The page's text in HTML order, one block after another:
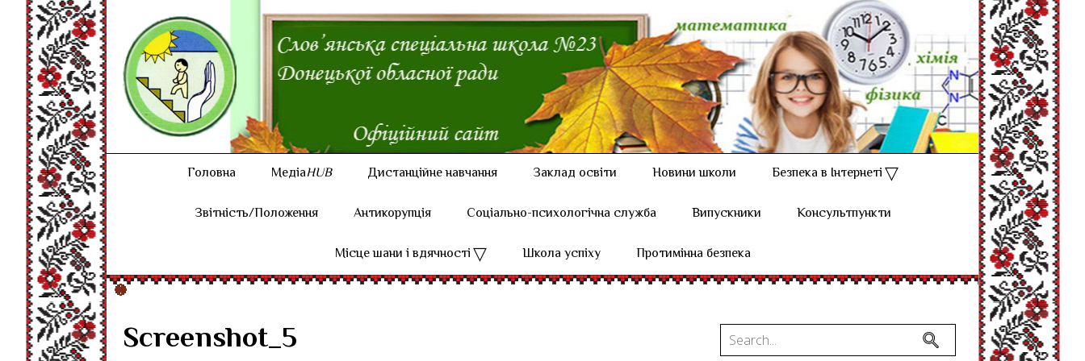
Головна МедіаHUB Дистанційне навчання Заклад освіти Новини школи
Безпека в Інтернеті
Звітність/Положення
Антикорупція Соціально-психологічна служба Випускники
Консультпункти
Місце шани і вдячності
Школа успіху Протимінна безпека
Screenshot_5